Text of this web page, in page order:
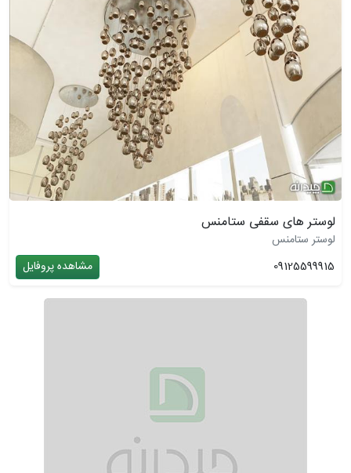
لوستر های سقفی ستامنس
لوستر ستامنس
09125599915
مشاهده پروفایل